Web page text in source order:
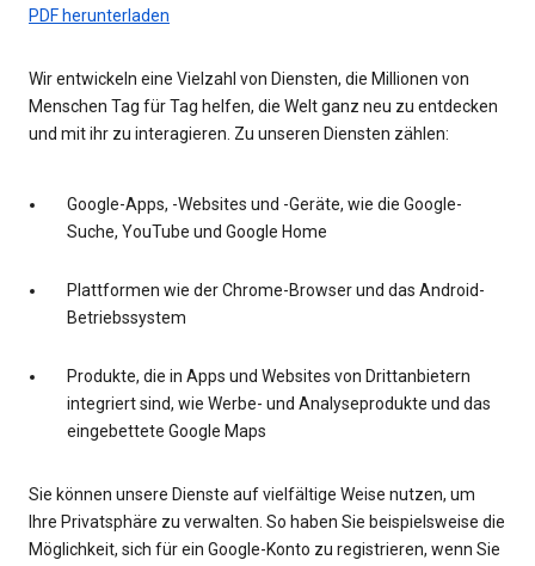
PDF herunterladen
Wir entwickeln eine Vielzahl von Diensten, die Millionen von
Menschen Tag für Tag helfen, die Welt ganz neu zu entdecken
und mit ihr zu interagieren. Zu unseren Diensten zählen:
Google-Apps, -Websites und -Geräte, wie die Google-
Suche, YouTube und Google Home
Plattformen wie der Chrome-Browser und das Android-
Betriebssystem
Produkte, die in Apps und Websites von Drittanbietern
integriert sind, wie Werbe- und Analyseprodukte und das
eingebettete Google Maps
Sie können unsere Dienste auf vielfältige Weise nutzen, um
Ihre Privatsphäre zu verwalten. So haben Sie beispielsweise die
Möglichkeit, sich für ein Google-Konto zu registrieren, wenn Sie